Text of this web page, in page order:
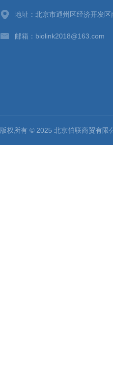
地址：北京市通州区经济开发
邮箱：biolink2018@163.com
版权所有 © 2025 北京伯联商贸有